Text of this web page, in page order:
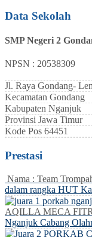
Data Sekolah
SMP Negeri 2
NPSN : 20538309
Jl. Raya Gondang-
Kecamatan Gondang
Kabupaten Nganjuk
Provinsi Jawa Timur
Kode Pos 64451
Prestasi
Nama : Team
dalam rangka HUT
AQILLA MECA
Nganjuk Cabang